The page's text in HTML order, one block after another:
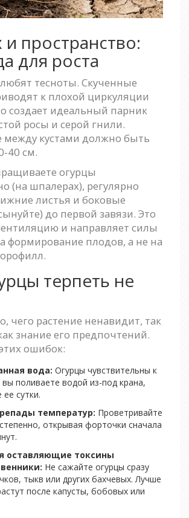
и пространство:
для роста
тесноты. Скученные
к плохой циркуляции
создает идеальный парник
росы и серой гнили.
между кустами должно быть
40 см.
огурцы
(на шпалерах), регулярно
листья и боковые
до первой завязи. Это
и направляет силы
формирование плодов, а не на
терпеть не
чего растение ненавидит, так
знание его предпочтений.
ошибок:
вода: Огурцы чувствительны к
вы поливаете водой из-под крана,
сутки.
температур: Проветривайте
открывая форточки сначала
оставляющие токсины
Не сажайте огурцы сразу
тыкв или других бахчевых. Лучше
после капусты, бобовых или